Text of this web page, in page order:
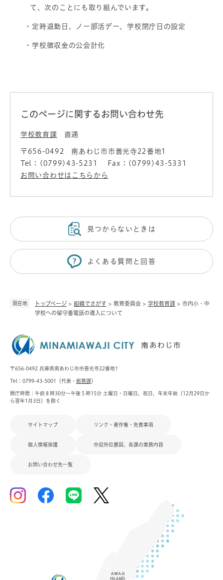
現在地 トップページ > 組織でさがす > 教育委員会 > 学校教育課 > 市内小・中
学校への留守番電話の導入について
て、次のことにも取り組んでいます。
・定時退勤日、ノー部活デー、学校閉庁日の設定
・学校徴収金の公会計化
このページに関するお問い合わせ先
学校教育課 直通
〒656-0492
南あわじ市市善光寺22番地1
Tel：(0799)43-5231
Fax：(0799)43-5331
お問い合わせはこちらから
見つからないときは
よくある質問と回答
〒656-0492 兵庫県南あわじ市市善光寺22番地1
Tel：0799-43-5001（代表・ 総務課）
開庁時間：午前８時30分～午後５時15分 土曜日・日曜日、祝日、年末年始（12月29日か
ら翌年1月3日）を除く
サイトマップ リンク・著作権・免責事項
個人情報保護 市役所位置図、各課の業務内容
お問い合わせ先一覧